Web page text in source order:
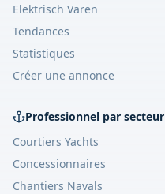
Elektrisch Varen
Tendances
Statistiques
Créer une annonce
Professionnel par secteur
Courtiers Yachts
Concessionnaires
Chantiers Navals